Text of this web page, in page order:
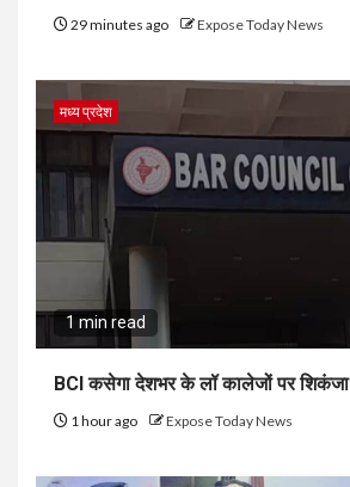
29 minutes ago Expose Today News
मध्य प्रदेश
1 min read
BCI कसेगा देशभर के लॉ कालेजों पर शिकंजा
1 hour ago Expose Today News